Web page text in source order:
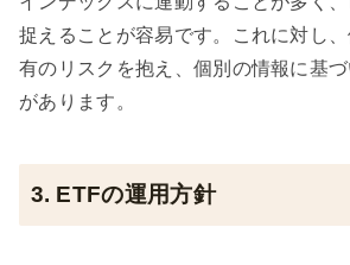
捉えることが容易です。これに対し
有のリスクを抱え、個別の情報に基
があります。
3. ETFの運用方針